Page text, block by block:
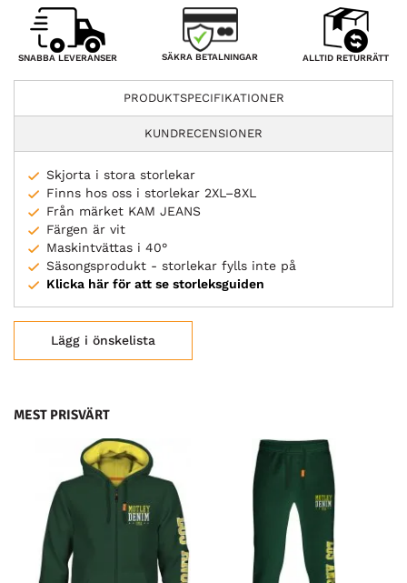
SNABBA LEVERANSER SÄKRA BETALNINGAR ALLTID RETURRÄTT
PRODUKTSPECIFIKATIONER
KUNDRECENSIONER
Skjorta i stora storlekar
Finns hos oss i storlekar 2XL–8XL
Från märket KAM JEANS
Färgen är vit
Maskintvättas i 40°
Säsongsprodukt - storlekar fylls inte på
Klicka här för att se storleksguiden
Lägg i önskelista
MEST PRISVÄRT